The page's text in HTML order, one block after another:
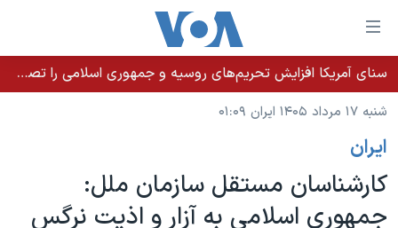
لینکهای
قابل
دسترسی
جهش
محتوای
اصلی
جهش
خانه
نسخه سبک وب‌سایت
موضوع ها
ایران
آمریکا
برنامه های تلویزیونی
جدول برنامه ها
سنای آمریکا افزایش تحریم‌های روسیه و جمهوری اسلامی را تصویب کرد؛ زلنسکی از این اقدام تشکر کرد
شنبه ۱۷ مرداد ۱۴۰۵ ایران ۰۱:۰۹
ايران
کارشناسان مستقل سازمان ملل:
جمهوری اسلامی به آزار و اذیت نرگس